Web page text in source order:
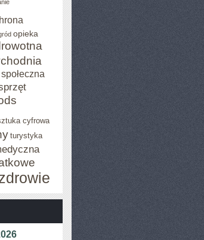
opieka
cyfrowa
turystyka